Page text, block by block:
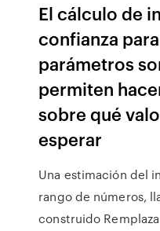
El cálculo de
confianza
parámetros
permiten
sobre qué
esperar
Una estimación del
rango de números,
construido